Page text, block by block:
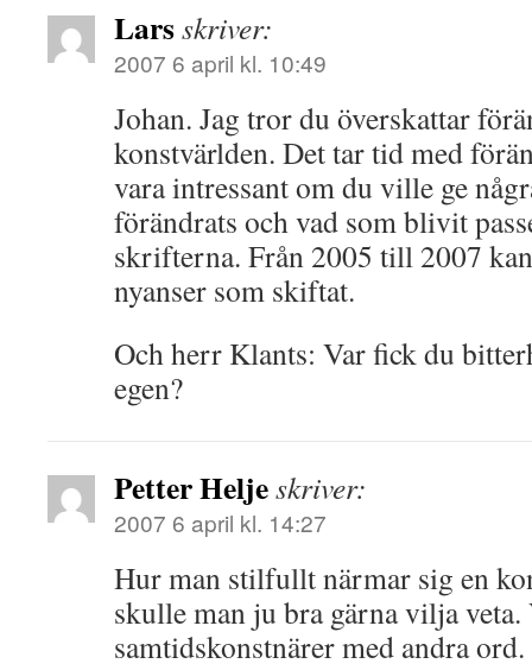
Larsskriver:
2007 6 april kl. 10:49
Johan. Jag tror du överskattar
konstvärlden. Det tar tid med
vara intressant om du ville ge
förändrats och vad som blivit
skrifterna. Från 2005 till 2007
nyanser som skiftat.
Och herr Klants: Var fick du
egen?
Petter Heljeskriver:
2007 6 april kl. 14:27
Hur man stilfullt närmar sig en
skulle man ju bra gärna vilja
samtidskonstnärer med andra ord.